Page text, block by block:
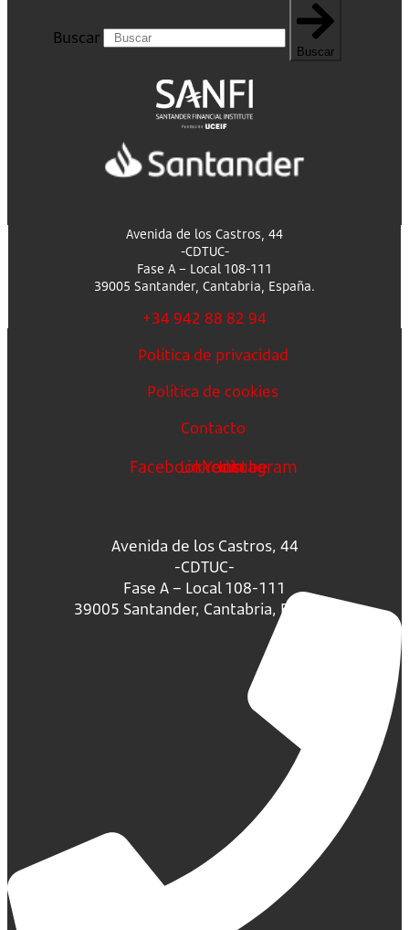
Buscar
Buscar
Avenida de los Castros, 44
-CDTUC-
Fase A – Local 108-111
39005 Santander, Cantabria, España.
+34 942 88 82 94
Política de privacidad
Política de cookies
Contacto
FacebookLinkedin
Youtube
Instagram
Avenida de los Castros, 44
-CDTUC-
Fase A – Local 108-111
39005 Santander, Cantabria, España.